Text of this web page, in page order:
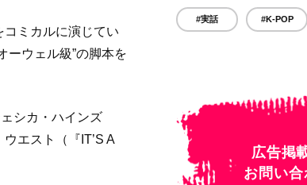
ミカルに演じてい
ーウェル級”の脚本を
シカ・ハインズ
エスト（『IT’S A
#実話 #K-POP
広告掲
お問い合